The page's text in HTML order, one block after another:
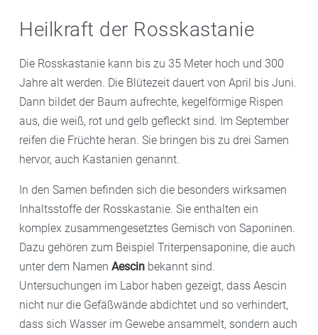
Heilkraft der Rosskastanie
Die Rosskastanie kann bis zu 35 Meter hoch und 300
Jahre alt werden. Die Blütezeit dauert von April bis Juni.
Dann bildet der Baum aufrechte, kegelförmige Rispen
aus, die weiß, rot und gelb gefleckt sind. Im September
reifen die Früchte heran. Sie bringen bis zu drei Samen
hervor, auch Kastanien genannt.
In den Samen befinden sich die besonders wirksamen
Inhaltsstoffe der Rosskastanie. Sie enthalten ein
komplex zusammengesetztes Gemisch von Saponinen.
Dazu gehören zum Beispiel Triterpensaponine, die auch
unter dem Namen Aescin bekannt sind.
Untersuchungen im Labor haben gezeigt, dass Aescin
nicht nur die Gefäßwände abdichtet und so verhindert,
dass sich Wasser im Gewebe ansammelt, sondern auch